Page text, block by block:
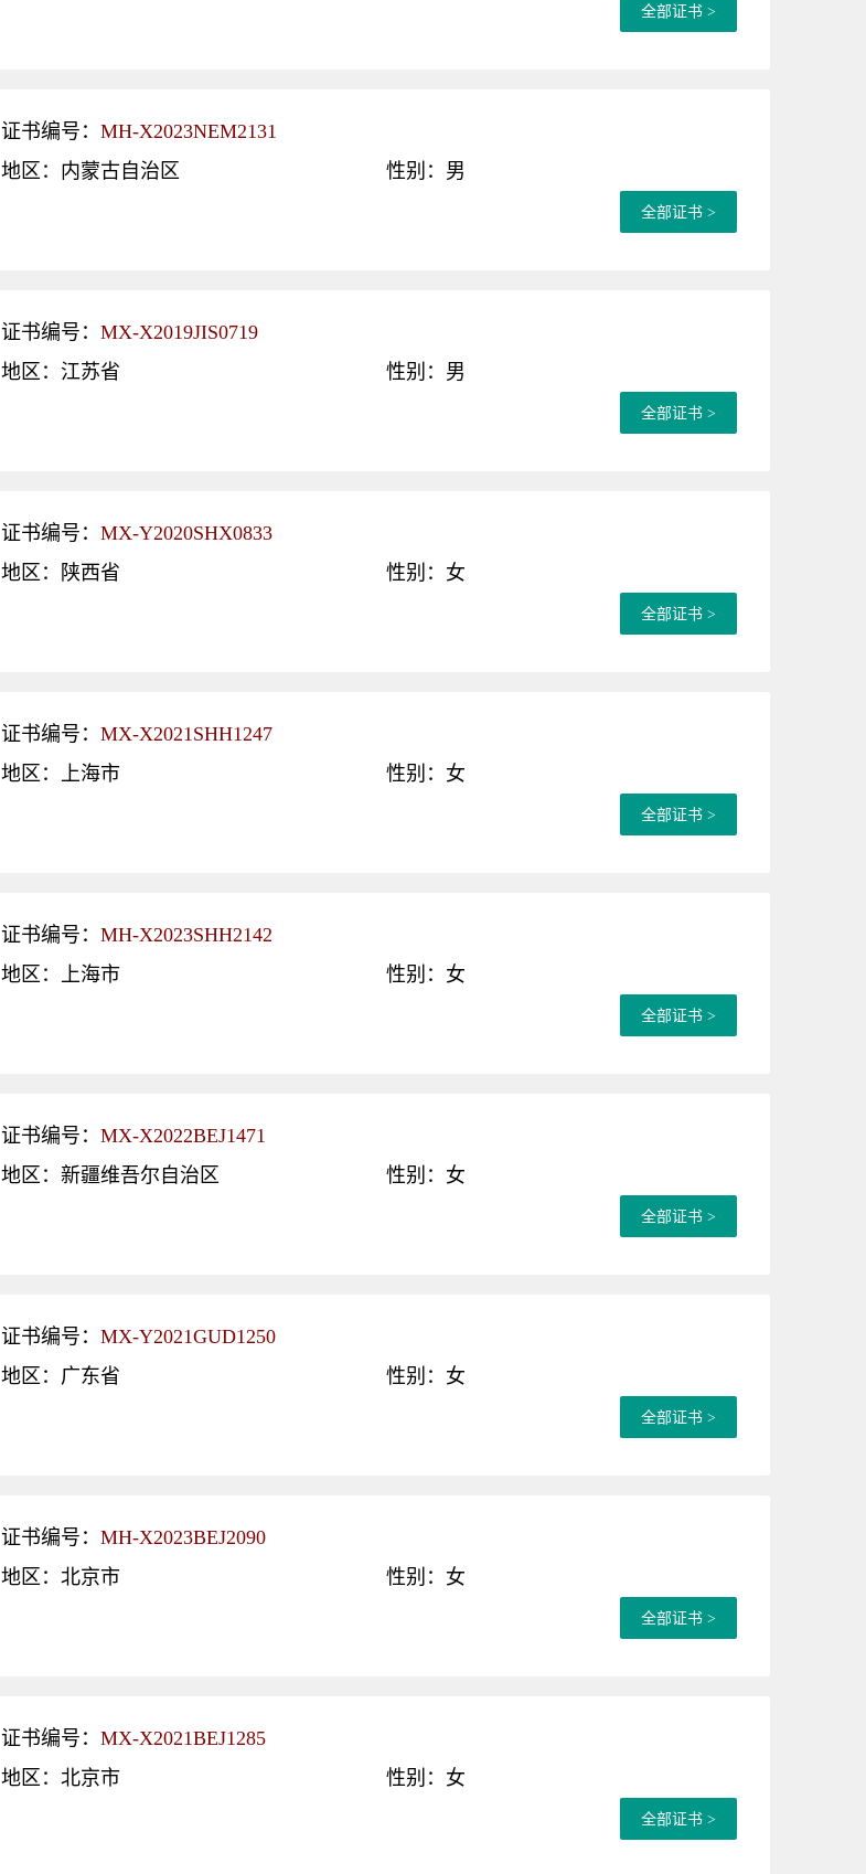
全部证书 >
证书编号：MH-X2023NEM2131
地区：内蒙古自治区
性别：男
全部证书 >
证书编号：MX-X2019JIS0719
地区：江苏省
性别：男
全部证书 >
证书编号：MX-Y2020SHX0833
地区：陕西省
性别：女
全部证书 >
证书编号：MX-X2021SHH1247
地区：上海市
性别：女
全部证书 >
证书编号：MH-X2023SHH2142
地区：上海市
性别：女
全部证书 >
证书编号：MX-X2022BEJ1471
地区：新疆维吾尔自治区
性别：女
全部证书 >
证书编号：MX-Y2021GUD1250
地区：广东省
性别：女
全部证书 >
证书编号：MH-X2023BEJ2090
地区：北京市
性别：女
全部证书 >
证书编号：MX-X2021BEJ1285
地区：北京市
性别：女
全部证书 >